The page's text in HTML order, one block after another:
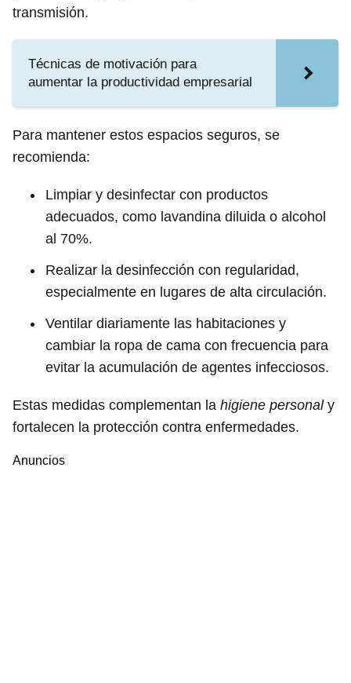
transmisión.
Técnicas de motivación para
aumentar la productividad empresarial
Para mantener estos espacios seguros, se
recomienda:
Limpiar y desinfectar con productos
adecuados, como lavandina diluida o alcohol
al 70%.
Realizar la desinfección con regularidad,
especialmente en lugares de alta circulación.
Ventilar diariamente las habitaciones y
cambiar la ropa de cama con frecuencia para
evitar la acumulación de agentes infecciosos.
Estas medidas complementan la higiene personaly
fortalecen la protección contra enfermedades.
Anuncios